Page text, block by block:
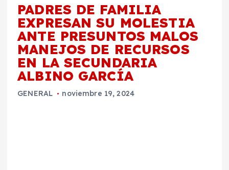
PADRES DE FAMILIA
EXPRESAN SU MOLESTIA
ANTE PRESUNTOS MALOS
MANEJOS DE RECURSOS
EN LA SECUNDARIA
ALBINO GARCÍA
GENERAL noviembre 19, 2024